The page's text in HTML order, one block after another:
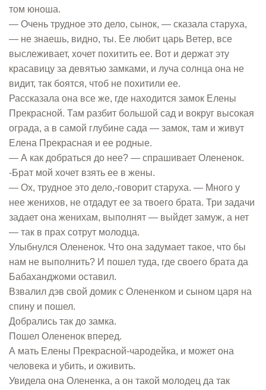
том юноша.
— Очень трудное это дело, сынок, — сказала старуха,
— не знаешь, видно, ты. Ее любит царь Ветер, все
выслеживает, хочет похитить ее. Вот и держат эту
красавицу за девятью замками, и луча солнца она не
видит, так боятся, чтоб не похитили ее.
Рассказала она все же, где находится замок Елены
Прекрасной. Там разбит большой сад и вокруг высокая
ограда, а в самой глубине сада — замок, там и живут
Елена Прекрасная и ее родные.
— А как добраться до нее? — спрашивает Олененок.
-Брат мой хочет взять ее в жены.
— Ох, трудное это дело,-говорит старуха. — Много у
нее женихов, не отдадут ее за твоего брата. Три задачи
задает она женихам, выполнят — выйдет замуж, а нет
— так в прах сотрут молодца.
Улыбнулся Олененок. Что она задумает такое, что бы
нам не выполнить? И пошел туда, где своего брата да
Бабаханджоми оставил.
Взвалил дэв свой домик с Олененком и сыном царя на
спину и пошел.
Добрались так до замка.
Пошел Олененок вперед.
А мать Елены Прекрасной-чародейка, и может она
человека и убить, и оживить.
Увидела она Олененка, а он такой молодец да так